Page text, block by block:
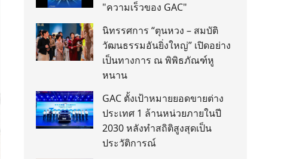
"ความเร็วของ GAC"
นิทรรศการ “ตุนหวง – สมบัติ
วัฒนธรรมอันยิ่งใหญ่” เปิดอย่าง
เป็นทางการ ณ พิพิธภัณฑ์หู
หนาน
GAC ตั้งเป้าหมายยอดขายต่าง
ประเทศ 1 ล้านหน่วยภายในปี
2030 หลังทำสถิติสูงสุดเป็น
ประวัติการณ์